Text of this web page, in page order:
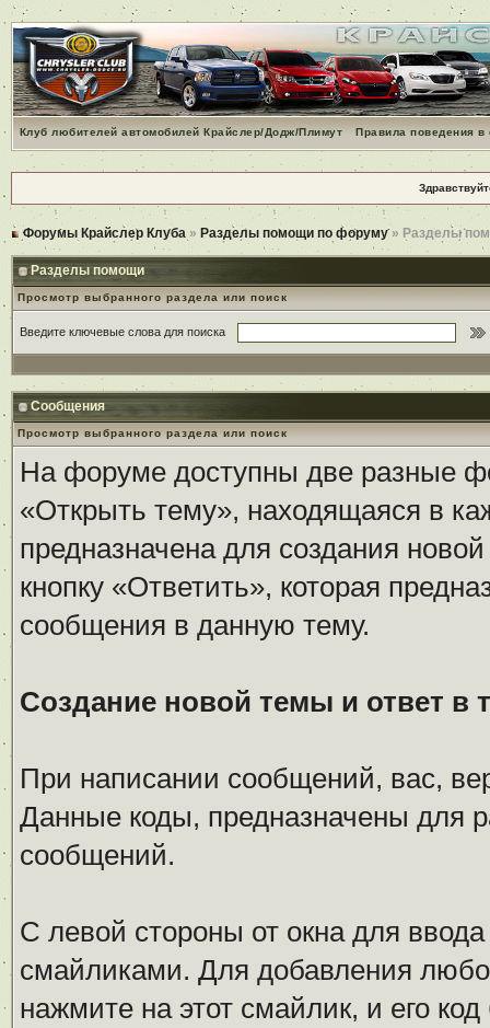
Клуб любителей автомобилей Крайслер/Додж/Плимут Правила поведения
Форумы Крайслер Клуба » Разделы помощи по форуму» Разделы
Разделы помощи
Просмотр выбранного раздела или поиск
Введите ключевые слова для поиска
Сообщения
Просмотр выбранного раздела или поиск
На форуме доступны две разные
«Открыть тему», находящаяся в
предназначена для создания
кнопку «Ответить», которая
сообщения в данную тему.
Создание новой темы и ответ в
При написании сообщений, вас,
Данные коды, предназначены для
сообщений.
С левой стороны от окна для
смайликами. Для добавления
нажмите на этот смайлик, и его